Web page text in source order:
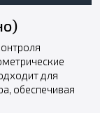
для
обеспечивая